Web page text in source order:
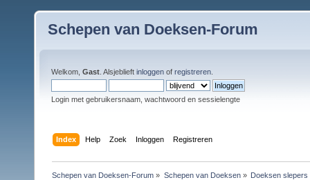
Schepen van Doeksen-Forum
Welkom, Gast . Alsjeblieft inloggen of registreren
Login met gebruikersnaam, wachtwoord en sessielengte
Index Help Zoek Inloggen Registreren
Schepen van Doeksen-Forum » Schepen van Doeksen» Doeksen slepers